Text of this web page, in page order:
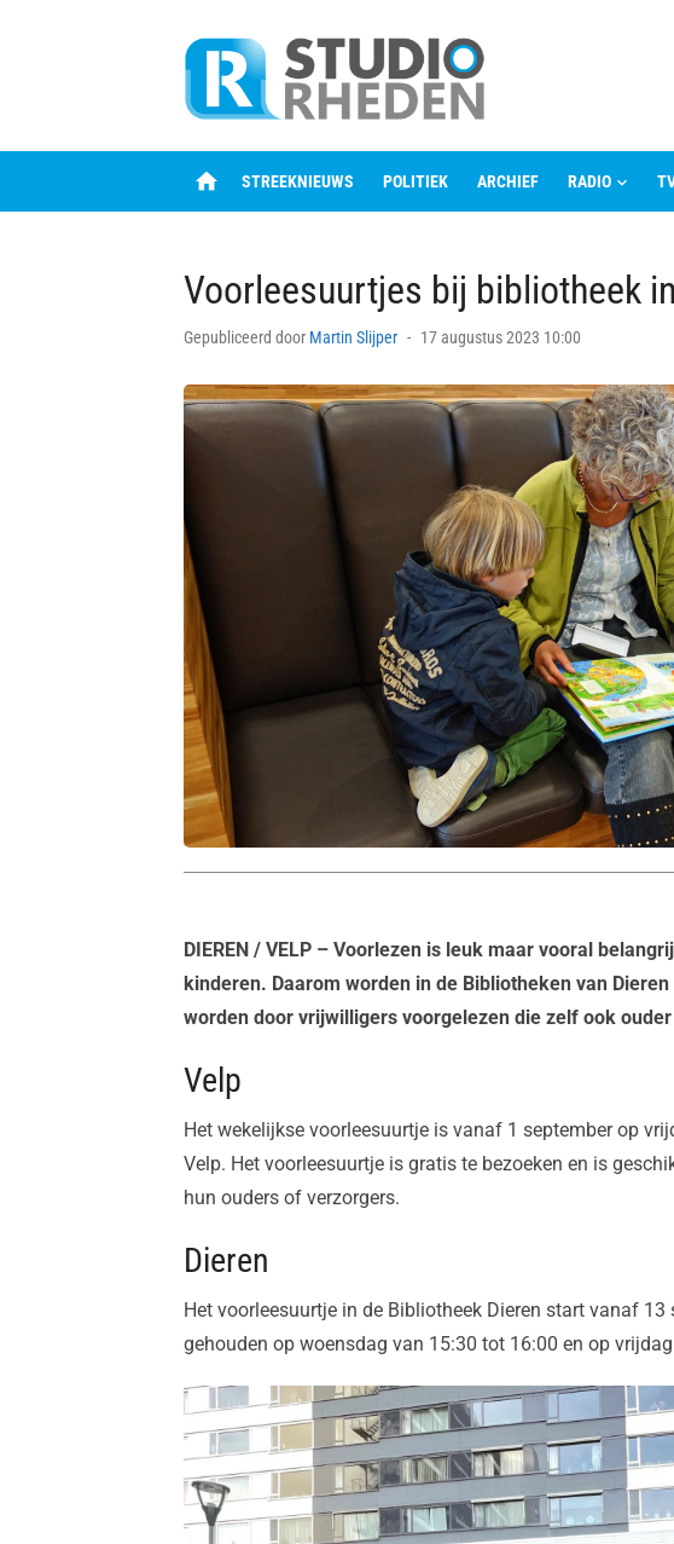
home STREEKNIEUWS POLITIEK ARCHIEF RADIO
Voorleesuurtjes bij bibliotheek
Gepubliceerd door Martin Slijper
Posted
17 augustus 2023 10:00
DIEREN / VELP – Voorlezen is leuk maar vooral
kinderen. Daarom worden in de Bibliotheken van
worden door vrijwilligers voorgelezen die zelf ook
Velp
Het wekelijkse voorleesuurtje is vanaf 1 september op
Velp. Het voorleesuurtje is gratis te bezoeken en is
hun ouders of verzorgers.
Dieren
Het voorleesuurtje in de Bibliotheek Dieren start vanaf
gehouden op woensdag van 15:30 tot 16:00 en op